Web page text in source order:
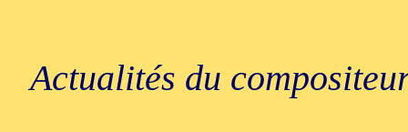
Actualités du